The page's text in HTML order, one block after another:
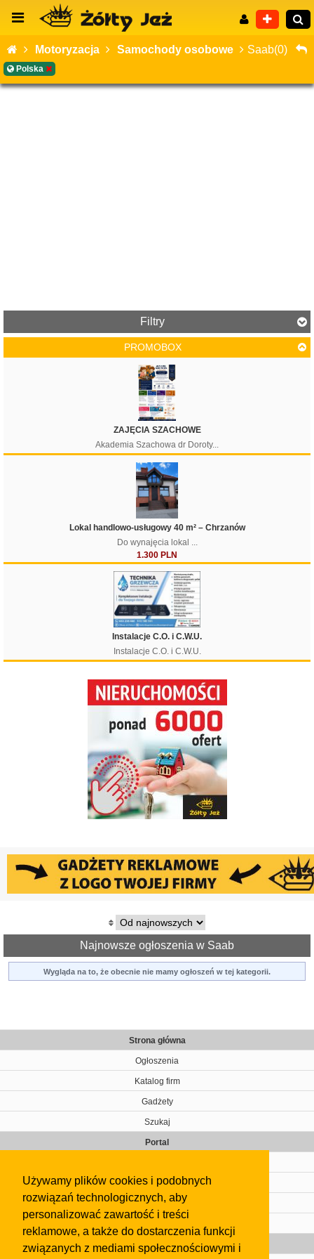
Używamy plików cookies i podobnych
rozwiązań technologicznych, aby
personalizować zawartość i treści
reklamowe, a także do dostarczenia funkcji
związanych z mediami społecznościowymi i
Motoryzacja Samochody osobowe Saab(0)
Polska
Filtry
PROMOBOX
ZAJĘCIA SZACHOWE
Akademia Szachowa dr Doroty...
Lokal handlowo-usługowy 40 m² – Chrzanów
Do wynajęcia lokal ...
1.300 PLN
Instalacje C.O. i C.W.U.
Instalacje C.O. i C.W.U.
Najnowsze ogłoszenia w Saab
Wygląda na to, że obecnie nie mamy ogłoszeń w tej kategorii.
Strona główna
Ogłoszenia
Katalog firm
Gadżety
Szukaj
Portal
Kontakt
Regulamin
Gazeta